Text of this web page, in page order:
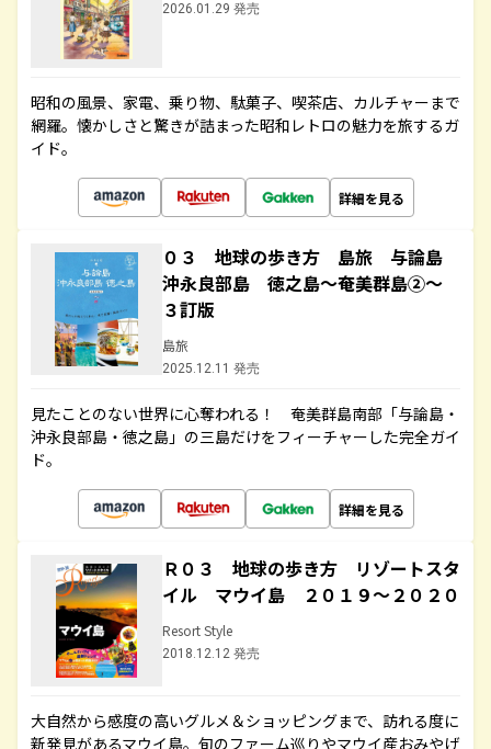
2026.01.29 発売
昭和の風景、家電、乗り物、駄菓子、喫茶店、カルチャーまで
網羅。懐かしさと驚きが詰まった昭和レトロの魅力を旅するガ
イド。
詳細を見る
０３ 地球の歩き方 島旅 与論島
沖永良部島 徳之島～奄美群島②～
３訂版
島旅
2025.12.11 発売
見たことのない世界に心奪われる！ 奄美群島南部「与論島・
沖永良部島・徳之島」の三島だけをフィーチャーした完全ガイ
ド。
詳細を見る
Ｒ０３ 地球の歩き方 リゾートスタ
イル マウイ島 ２０１９～２０２０
Resort Style
2018.12.12 発売
大自然から感度の高いグルメ＆ショッピングまで、訪れる度に
新発見があるマウイ島。旬のファーム巡りやマウイ産おみやげ